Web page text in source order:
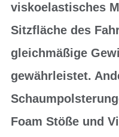
viskoelastisches
Sitzfläche des
gleichmäßige
gewährleistet.
Foam Stöße und